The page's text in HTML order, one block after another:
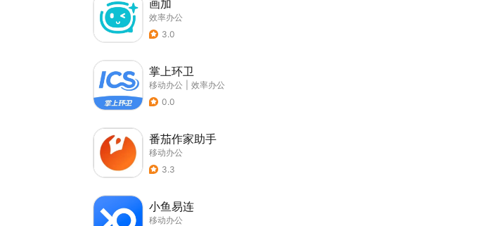
画加
效率办公
3.0
掌上环卫
移动办公
效率办公
0.0
番茄作家助手
移动办公
3.3
小鱼易连
移动办公